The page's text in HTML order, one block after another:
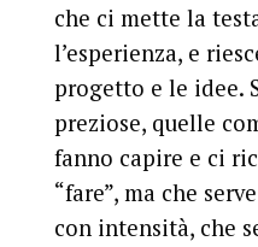
che ci mette la
l’esperienza, e
progetto e le idee.
preziose, quelle
fanno capire e ci
“fare”, ma che
con intensità, che